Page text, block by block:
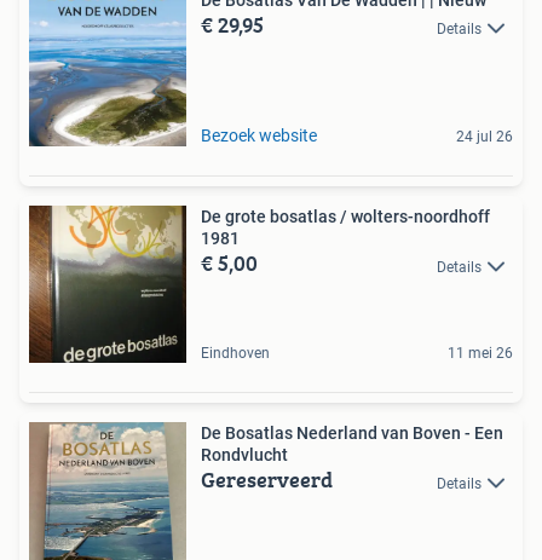
€ 29,95 Details
Bezoek website 24 jul 26
De grote bosatlas / wolters-noordhoff
1981
€ 5,00 Details
Eindhoven 11 mei 26
De Bosatlas Nederland van Boven - Een
Rondvlucht
Gereserveerd Details